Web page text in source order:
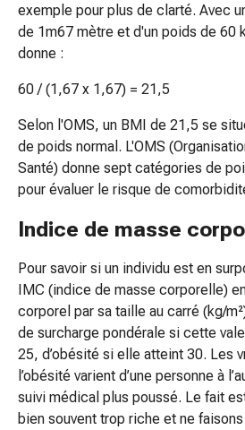
Bandes
de
adhésifs
Bandages,
rubans
et
accessoires
et
tubulaires
Matériel
de
pansement
Brûlures
et
coups
de
exemple pour plus de clarté. Avec
de 1m67 mètre et d'un poids de 60
donne :
60 / (1,67 x 1,67) = 21,5
Selon l'OMS, un BMI de 21,5 se
de poids normal. L'OMS
Santé) donne sept catégories de
pour évaluer le risque de
Indice de masse
Pour savoir si un individu est en
IMC (indice de masse corporelle)
corporel par sa taille au carré (kg/
de surcharge pondérale si cette
25, d’obésité si elle atteint 30. Les
l’obésité varient d’une personne à
suivi médical plus poussé. Le fait
bien souvent trop riche et ne